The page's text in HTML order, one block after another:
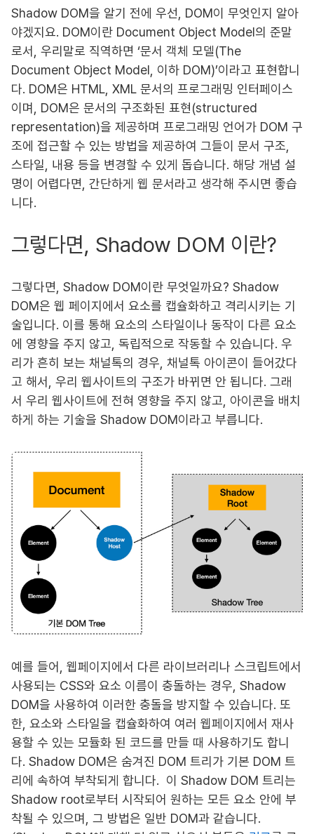
Shadow DOM을 알기 전에 우선, DOM이 무엇인지 알아
야겠지요. DOM이란 Document Object Model의 준말
로서, 우리말로 직역하면 ‘문서 객체 모델(The
Document Object Model, 이하 DOM)’이라고 표현합니
다. DOM은 HTML, XML 문서의 프로그래밍 인터페이스
이며, DOM은 문서의 구조화된 표현(structured
representation)을 제공하며 프로그래밍 언어가 DOM 구
조에 접근할 수 있는 방법을 제공하여 그들이 문서 구조,
스타일, 내용 등을 변경할 수 있게 돕습니다. 해당 개념 설
명이 어렵다면, 간단하게 웹 문서라고 생각해 주시면 좋습
니다.
그렇다면, Shadow DOM 이란?
그렇다면, Shadow DOM이란 무엇일까요? Shadow
DOM은 웹 페이지에서 요소를 캡슐화하고 격리시키는 기
술입니다. 이를 통해 요소의 스타일이나 동작이 다른 요소
에 영향을 주지 않고, 독립적으로 작동할 수 있습니다. 우
리가 흔히 보는 채널톡의 경우, 채널톡 아이콘이 들어갔다
고 해서, 우리 웹사이트의 구조가 바뀌면 안 됩니다. 그래
서 우리 웹사이트에 전혀 영향을 주지 않고, 아이콘을 배치
하게 하는 기술을 Shadow DOM이라고 부릅니다.
예를 들어, 웹페이지에서 다른 라이브러리나 스크립트에서
사용되는 CSS와 요소 이름이 충돌하는 경우, Shadow
DOM을 사용하여 이러한 충돌을 방지할 수 있습니다. 또
한, 요소와 스타일을 캡슐화하여 여러 웹페이지에서 재사
용할 수 있는 모듈화 된 코드를 만들 때 사용하기도 합니
다. Shadow DOM은 숨겨진 DOM 트리가 기본 DOM 트
리에 속하여 부착되게 합니다. 이 Shadow DOM 트리는
Shadow root로부터 시작되어 원하는 모든 요소 안에 부
착될 수 있으며, 그 방법은 일반 DOM과 같습니다.